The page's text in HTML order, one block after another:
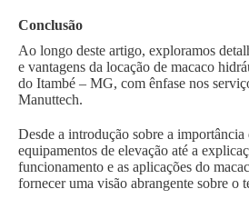
Conclusão
Ao longo deste artigo, exploramos
e vantagens da locação de macaco
do Itambé – MG, com ênfase nos
Manuttech.
Desde a introdução sobre a importância
equipamentos de elevação até a
funcionamento e as aplicações do
fornecer uma visão abrangente sobre o